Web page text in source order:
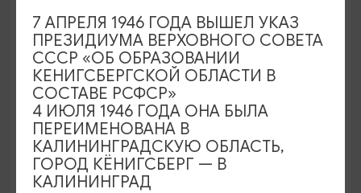
Соня, уйди!
28.08.2026 19:00
Калининград, Калининградский театр эстрады
ОТ 3000₽
7 АПРЕЛЯ 1946 ГОДА ВЫШЕЛ УКАЗ
ПРЕЗИДИУМА ВЕРХОВНОГО СОВЕТА
СССР «ОБ ОБРАЗОВАНИИ
КЕНИГСБЕРГСКОЙ ОБЛАСТИ В
СОСТАВЕ РСФСР»
4 ИЮЛЯ 1946 ГОДА ОНА БЫЛА
ПЕРЕИМЕНОВАНА В
КАЛИНИНГРАДСКУЮ ОБЛАСТЬ,
ГОРОД КЁНИГСБЕРГ — В
КАЛИНИНГРАД